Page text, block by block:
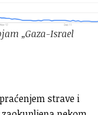
„Gaza-Israel
strave i